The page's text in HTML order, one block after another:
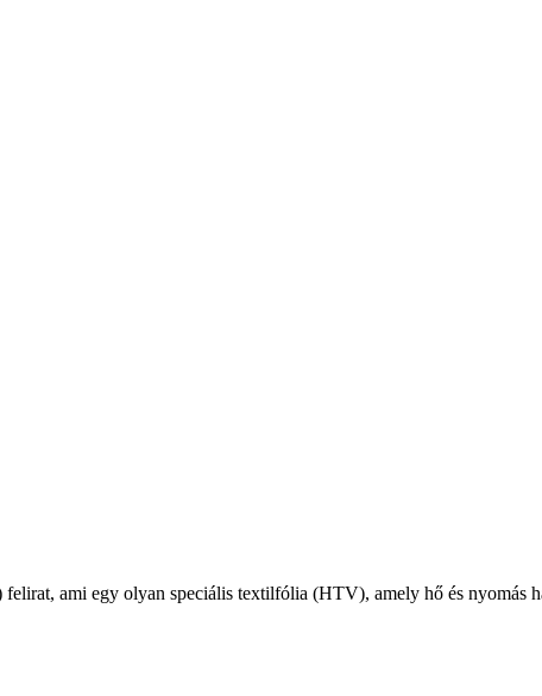
ami egy olyan speciális textilfólia (HTV), amely hő és nyomás